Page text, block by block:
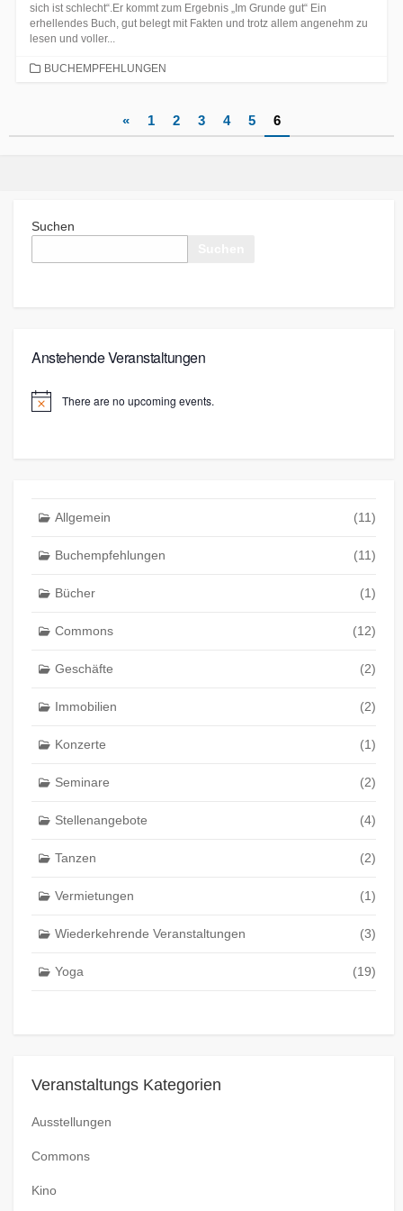
sich ist schlecht“.Er kommt zum Ergebnis „Im Grunde gut“ Ein
erhellendes Buch, gut belegt mit Fakten und trotz allem angenehm zu
lesen und voller...
CATEGORIES
BUCHEMPFEHLUNGEN
Seitennummerierung
« 1 2 3 4 5 6
Suchen
Anstehende Veranstaltungen
There are no upcoming events.
Allgemein (11)
Buchempfehlungen (11)
Bücher (1)
Commons (12)
Geschäfte (2)
Immobilien (2)
Konzerte (1)
Seminare (2)
Stellenangebote (4)
Tanzen (2)
Vermietungen (1)
Wiederkehrende Veranstaltungen (3)
Yoga (19)
Veranstaltungs Kategorien
Ausstellungen
Commons
Kino